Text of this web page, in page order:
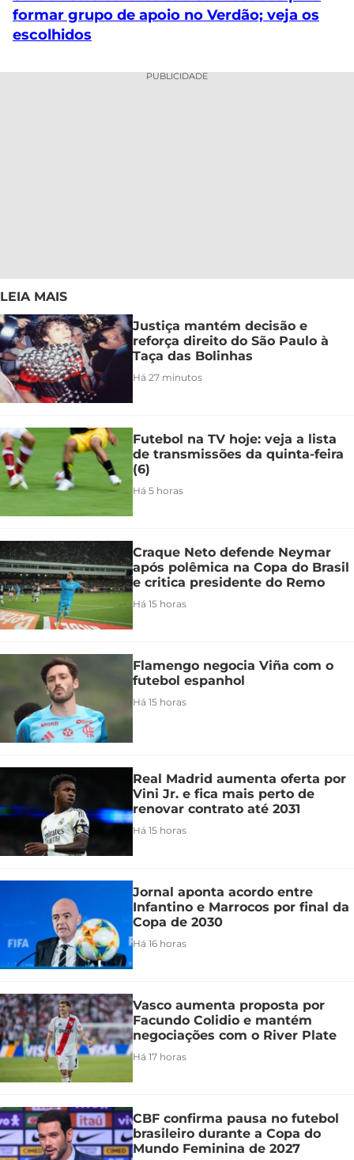
formar grupo de apoio no Verdão; veja os
escolhidos
PUBLICIDADE
LEIA MAIS
Justiça mantém decisão e
reforça direito do São Paulo à
Taça das Bolinhas
Há 27 minutos
Futebol na TV hoje: veja a lista
de transmissões da quinta-feira
(6)
Há 5 horas
Craque Neto defende Neymar
após polêmica na Copa do Brasil
e critica presidente do Remo
Há 15 horas
Flamengo negocia Viña com o
futebol espanhol
Há 15 horas
Real Madrid aumenta oferta por
Vini Jr. e fica mais perto de
renovar contrato até 2031
Há 15 horas
Jornal aponta acordo entre
Infantino e Marrocos por final da
Copa de 2030
Há 16 horas
Vasco aumenta proposta por
Facundo Colidio e mantém
negociações com o River Plate
Há 17 horas
CBF confirma pausa no futebol
brasileiro durante a Copa do
Mundo Feminina de 2027